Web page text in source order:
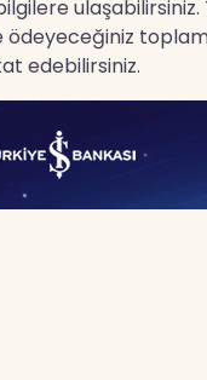
edebilirsiniz.